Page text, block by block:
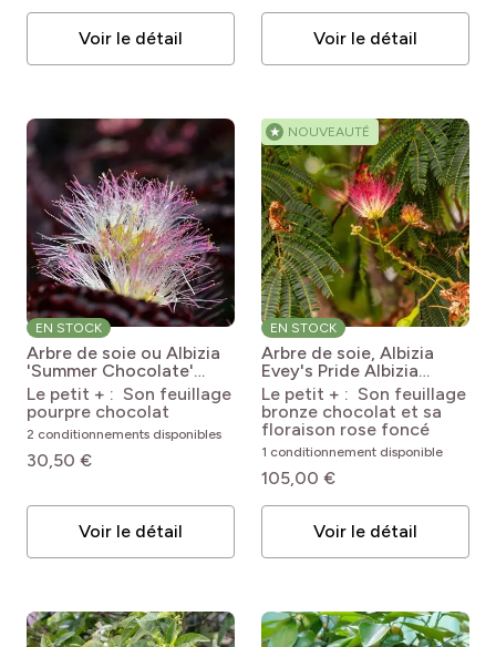
Voir le détail Voir le détail
EN STOCK
Arbre de soie ou Albizia
'Summer Chocolate'
Albizia julibrissin Summer
Chocolate
Le petit + : Son feuillage
pourpre chocolat
2 conditionnements disponibles
30,50 €
Voir le détail
★ NOUVEAUTÉ
EN STOCK
Arbre de soie, Albizia
Evey's Pride Albizia
julibrissin Evey's Pride
Le petit + : Son feuillage
bronze chocolat et sa
floraison rose foncé
1 conditionnement disponible
105,00 €
Voir le détail